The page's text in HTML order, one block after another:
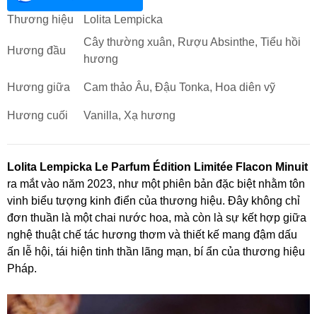
Thương hiệu Lolita Lempicka
Hương đầu
Cây thường xuân, Rượu Absinthe, Tiểu hồi
hương
Hương giữa Cam thảo Âu, Đậu Tonka, Hoa diên vỹ
Hương cuối Vanilla, Xạ hương
Lolita Lempicka Le Parfum Édition Limitée Flacon Minuit
ra mắt vào năm 2023, như một phiên bản đặc biệt nhằm tôn
vinh biểu tượng kinh điển của thương hiệu. Đây không chỉ
đơn thuần là một chai nước hoa, mà còn là sự kết hợp giữa
nghệ thuật chế tác hương thơm và thiết kế mang đậm dấu
ấn lễ hội, tái hiện tinh thần lãng mạn, bí ẩn của thương hiệu
Pháp.